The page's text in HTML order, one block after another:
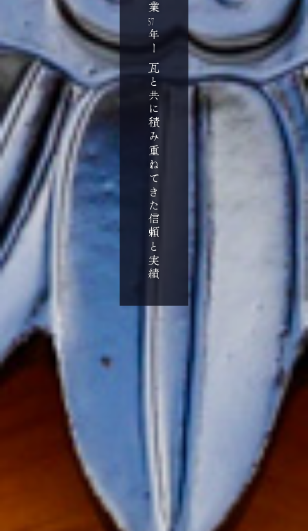
57
年ー
瓦と共に積み重ねてきた信頼と実績